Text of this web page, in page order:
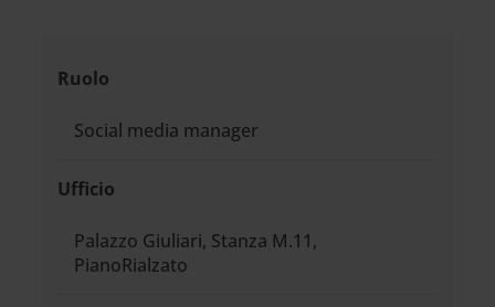
Informazioni
contatto
Ruolo
Social media manager
Ufficio
Palazzo Giuliari, Stanza M.11,
PianoRialzato